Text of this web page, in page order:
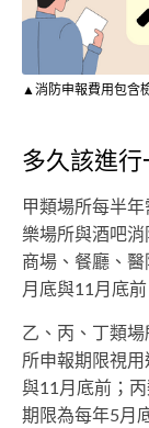
▲消防申報費用包含
多久該進行
甲類場所每半
樂場所與酒吧消
商場、餐廳、
月底與11月底前
乙、丙、丁類
所申報期限視
與11月底前；
期限為每年5月